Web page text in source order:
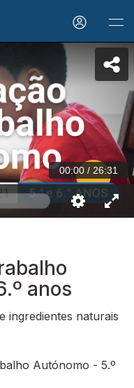
00:00 / 26:31
anos
ingredientes naturais
Autónomo - 5.º